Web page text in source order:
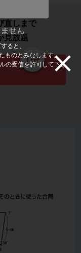
ると、
ものとみなします。
の受信を許可して下さ
直しまで
見放題